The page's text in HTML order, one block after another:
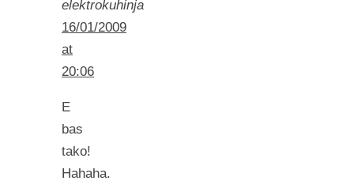
elektrokuhinja
16/01/2009
at
20:06
E
bas
tako!
Hahaha.